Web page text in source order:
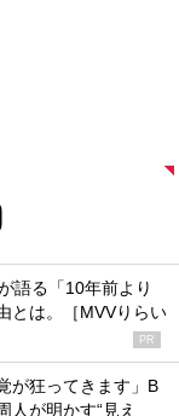
語る「10年前より
とは。［MVVりらい
PR
が狂ってきます」B
人が明かす“見え